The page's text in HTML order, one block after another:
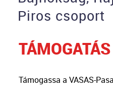
Piros csoport
TÁMOGATÁS
Támogassa a VASAS-